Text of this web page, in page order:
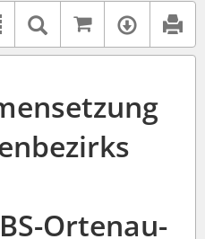
Beziehungen
Textsuche im
Auf
Ortenau-